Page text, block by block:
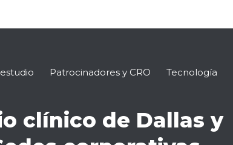
Patrocinadores y CRO Tecnología
clínico de Dallas y